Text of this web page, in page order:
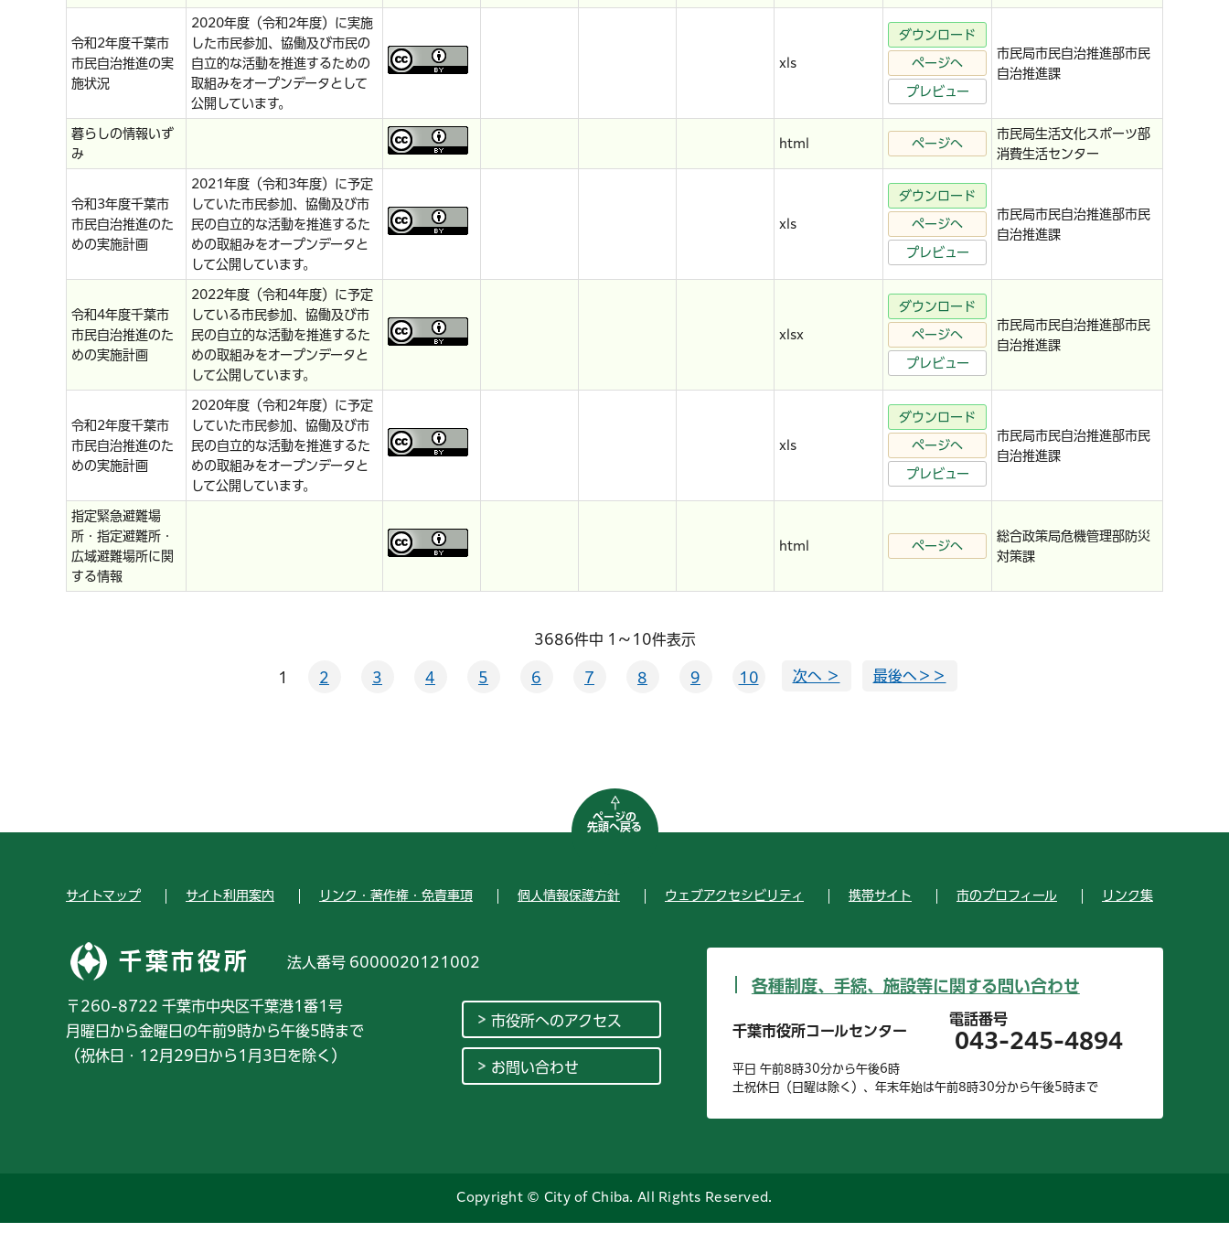
令和2年度千葉市
市民自治推進の実
施状況
2020年度（令和2年度）に実施
した市民参加、協働及び市民の
自立的な活動を推進するための
取組みをオープンデータとして
公開しています。
xls
ダウンロード
ページへ
プレビュー
市民局市民自治推進部市民
自治推進課
暮らしの情報いず
み
html ページへ
市民局生活文化スポーツ部
消費生活センター
令和3年度千葉市
市民自治推進のた
めの実施計画
2021年度（令和3年度）に予定
していた市民参加、協働及び市
民の自立的な活動を推進するた
めの取組みをオープンデータと
して公開しています。
xls
ダウンロード
ページへ
プレビュー
市民局市民自治推進部市民
自治推進課
令和4年度千葉市
市民自治推進のた
めの実施計画
2022年度（令和4年度）に予定
している市民参加、協働及び市
民の自立的な活動を推進するた
めの取組みをオープンデータと
して公開しています。
xlsx
ダウンロード
ページへ
プレビュー
市民局市民自治推進部市民
自治推進課
令和2年度千葉市
市民自治推進のた
めの実施計画
2020年度（令和2年度）に予定
していた市民参加、協働及び市
民の自立的な活動を推進するた
めの取組みをオープンデータと
して公開しています。
xls
ダウンロード
ページへ
プレビュー
市民局市民自治推進部市民
自治推進課
指定緊急避難場
所・指定避難所・
広域避難場所に関
する情報
html ページへ
総合政策局危機管理部防災
対策課
3686件中 1～10件表示
1 2 3 4 5 6 7 8 9 10 次へ ＞ 最後へ＞＞
ページの
先頭へ戻る
サイトマップ サイト利用案内 リンク・著作権・免責事項 個人情報保護方針 ウェブアクセシビリティ 携帯サイト 市のプロフィール リンク集
千葉市役所 法人番号 6000020121002
〒260-8722 千葉市中央区千葉港1番1号
月曜日から金曜日の午前9時から午後5時まで
（祝休日・12月29日から1月3日を除く）
市役所へのアクセス
お問い合わせ
各種制度、手続、施設等に関する問い合わせ
千葉市役所コールセンター
電話番号
043-245-4894
平日 午前8時30分から午後6時
土祝休日（日曜は除く）、年末年始は午前8時30分から午後5時まで
Copyright © City of Chiba. All Rights Reserved.